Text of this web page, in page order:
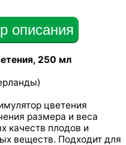
описания
250 мл
цветения
размера и веса
качеств плодов и
веществ. Подходит для